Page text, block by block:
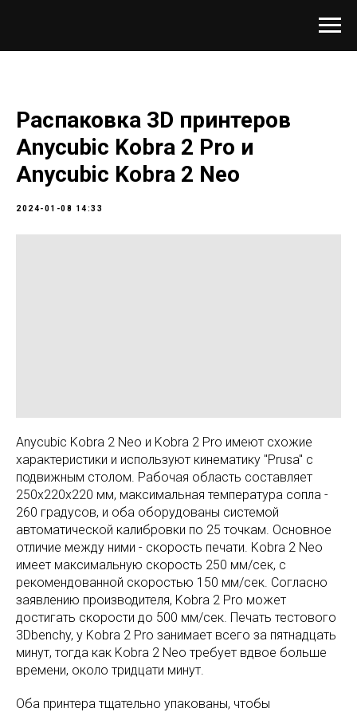
Распаковка 3D принтеров
Anycubic Kobra 2 Pro и
Anycubic Kobra 2 Neo
2024-01-08 14:33
Anycubic Kobra 2 Neo и Kobra 2 Pro имеют схожие
характеристики и используют кинематику "Prusa" с
подвижным столом. Рабочая область составляет
250х220х220 мм, максимальная температура сопла -
260 градусов, и оба оборудованы системой
автоматической калибровки по 25 точкам. Основное
отличие между ними - скорость печати. Kobra 2 Neo
имеет максимальную скорость 250 мм/сек, с
рекомендованной скоростью 150 мм/сек. Согласно
заявлению производителя, Kobra 2 Pro может
достигать скорости до 500 мм/сек. Печать тестового
3Dbenchy, у Kobra 2 Pro занимает всего за пятнадцать
минут, тогда как Kobra 2 Neo требует вдвое больше
времени, около тридцати минут.
Оба принтера тщательно упакованы, чтобы